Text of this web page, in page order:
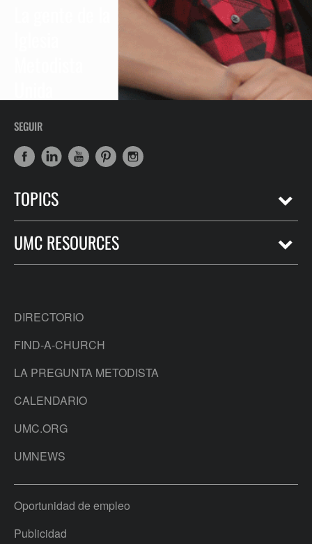
SEGUIR
TOPICS
UMC RESOURCES
DIRECTORIO
FIND-A-CHURCH
LA PREGUNTA METODISTA
CALENDARIO
UMC.ORG
UMNEWS
Oportunidad de empleo
Publicidad